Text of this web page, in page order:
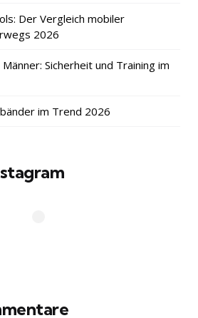
Der Vergleich mobiler
2026
Sicherheit und Training im
im Trend 2026